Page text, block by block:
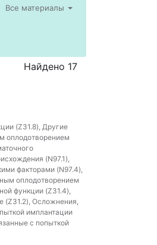
Все материалы
Найдено 17
(Z31.8), Другие
оплодотворением
(N97.1),
факторами (N97.4),
оплодотворением
функции (Z31.4),
(Z31.2), Осложнения,
имплантации
с попыткой